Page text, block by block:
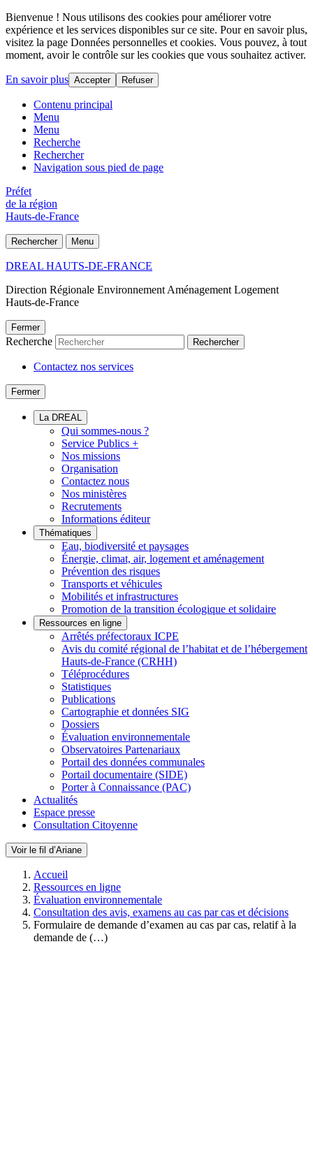
Bienvenue ! Nous utilisons des cookies pour améliorer votre
expérience et les services disponibles sur ce site. Pour en savoir plus,
visitez la page Données personnelles et cookies. Vous pouvez, à tout
moment, avoir le contrôle sur les cookies que vous souhaitez activer.
En savoir plus Accepter Refuser
Contenu principal
Menu
Menu
Recherche
Rechercher
Navigation sous pied de page
Préfet
de la région
Hauts-de-France
Rechercher Menu
DREAL HAUTS-DE-FRANCE
Direction Régionale Environnement Aménagement Logement
Hauts-de-France
Fermer
Recherche Rechercher
Contactez nos services
Fermer
La DREAL
Qui sommes-nous ?
Service Publics +
Nos missions
Organisation
Contactez nous
Nos ministères
Recrutements
Informations éditeur
Thématiques
Eau, biodiversité et paysages
Énergie, climat, air, logement et aménagement
Prévention des risques
Transports et véhicules
Mobilités et infrastructures
Promotion de la transition écologique et solidaire
Ressources en ligne
Arrêtés préfectoraux ICPE
Avis du comité régional de l’habitat et de l’hébergement
Hauts-de-France (CRHH)
Téléprocédures
Statistiques
Publications
Cartographie et données SIG
Dossiers
Évaluation environnementale
Observatoires Partenariaux
Portail des données communales
Portail documentaire (SIDE)
Porter à Connaissance (PAC)
Actualités
Espace presse
Consultation Citoyenne
Voir le fil d’Ariane
Accueil
Ressources en ligne
Évaluation environnementale
Consultation des avis, examens au cas par cas et décisions
Formulaire de demande d’examen au cas par cas, relatif à la
demande de (…)